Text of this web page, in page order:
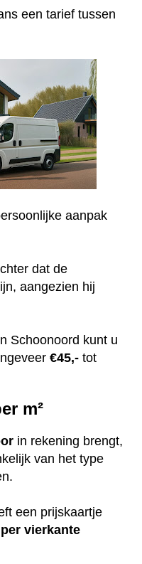
een tarief tussen
aanpak
dat de
aangezien hij
Schoonoord kunt u
€45,- tot
m²
in rekening brengt,
van het type
een prijskaartje
vierkante